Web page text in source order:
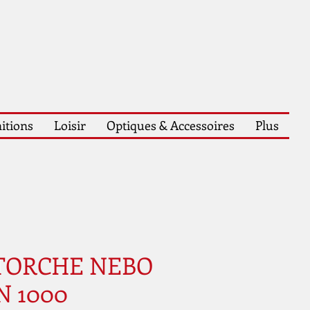
Loisir Optiques & Accessoires Plus
NEBO
1000